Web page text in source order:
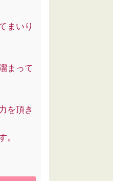
まいり
まって
を頂き
。